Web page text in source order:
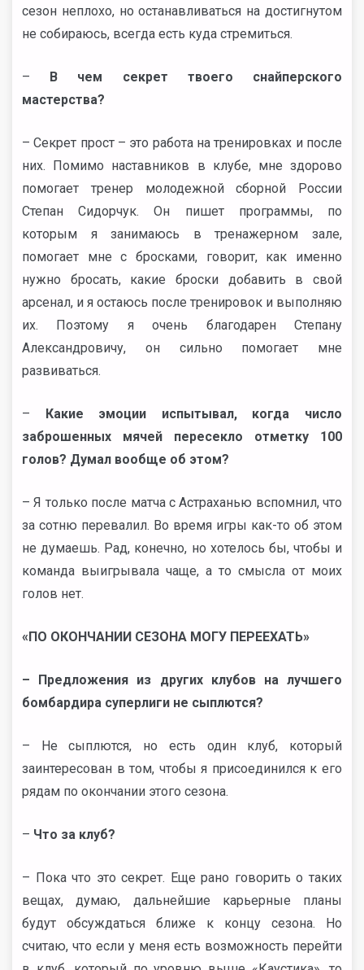
сезон неплохо, но останавливаться на достигнутом
не собираюсь, всегда есть куда стремиться.
– В чем секрет твоего снайперского
мастерства?
– Секрет прост – это работа на тренировках и после
них. Помимо наставников в клубе, мне здорово
помогает тренер молодежной сборной России
Степан Сидорчук. Он пишет программы, по
которым я занимаюсь в тренажерном зале,
помогает мне с бросками, говорит, как именно
нужно бросать, какие броски добавить в свой
арсенал, и я остаюсь после тренировок и выполняю
их. Поэтому я очень благодарен Степану
Александровичу, он сильно помогает мне
развиваться.
– Какие эмоции испытывал, когда число
заброшенных мячей пересекло отметку 100
голов? Думал вообще об этом?
– Я только после матча с Астраханью вспомнил, что
за сотню перевалил. Во время игры как-то об этом
не думаешь. Рад, конечно, но хотелось бы, чтобы и
команда выигрывала чаще, а то смысла от моих
голов нет.
«ПО ОКОНЧАНИИ СЕЗОНА МОГУ ПЕРЕЕХАТЬ»
– Предложения из других клубов на лучшего
бомбардира суперлиги не сыплются?
– Не сыплются, но есть один клуб, который
заинтересован в том, чтобы я присоединился к его
рядам по окончании этого сезона.
– Что за клуб?
– Пока что это секрет. Еще рано говорить о таких
вещах, думаю, дальнейшие карьерные планы
будут обсуждаться ближе к концу сезона. Но
считаю, что если у меня есть возможность перейти